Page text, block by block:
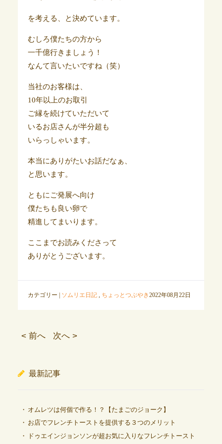
を考える、と決めています。
むしろ僕たちの方から
一千億行きましょう！
なんて言いたいですね（笑）
当社のお客様は、
10年以上のお取引
ご縁を続けていただいて
いるお店さんが半分超も
いらっしゃいます。
本当にありがたいお話だなぁ、
と思います。
ともにご発展へ向け
僕たちも良い卵で
精進してまいります。
ここまでお読みくださって
ありがとうございます。
カテゴリー | ソムリエ日記, ちょっとつぶやき2022年08月22日
< 前へ 次へ >
最新記事
オムレツは何個で作る！？【たまごのジョーク】
お店でフレンチトーストを提供する３つのメリット
ドゥエインジョンソンが超お気に入りなフレンチトースト